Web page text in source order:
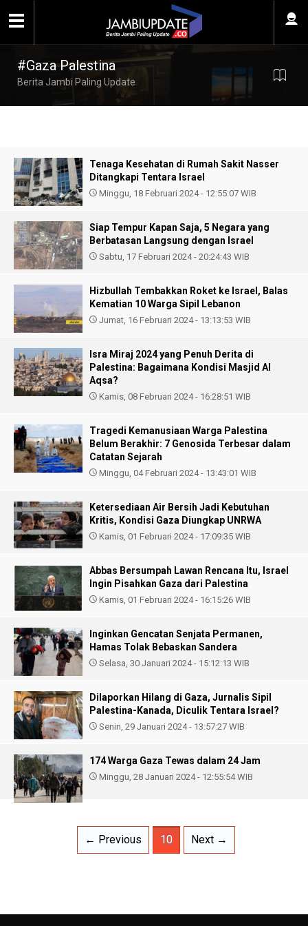
#Gaza Palestina
Berita Jambi Paling Update
Tenaga Kesehatan di Rumah Sakit Nasser
Ditangkapi Tentara Israel
Minggu, 18 Februari 2024 - 12:55:07 WIB
Siap Tempur Kapan Saja, 5 Negara yang
Berbatasan Langsung dengan Israel
Sabtu, 17 Februari 2024 - 20:24:43 WIB
Hizbullah Tembakkan Roket ke Israel, Balas
Kematian 10 Warga Sipil Lebanon
Jumat, 16 Februari 2024 - 13:13:53 WIB
Isra Miraj 2024 yang Penuh Derita di
Palestina: Bagaimana Kondisi Masjid Al
Aqsa?
Kamis, 08 Februari 2024 - 16:28:51 WIB
Tragedi Kemanusiaan Warga Palestina
Belum Berakhir: 7 Genosida Terbesar dalam
Catatan Sejarah
Minggu, 04 Februari 2024 - 13:43:01 WIB
Ketersediaan Air Bersih Jadi Kebutuhan
Kritis, Kondisi Gaza Diungkap UNRWA
Kamis, 01 Februari 2024 - 17:09:35 WIB
Abbas Bersumpah Lawan Rencana Itu, Israel
Ingin Pisahkan Gaza dari Palestina
Kamis, 01 Februari 2024 - 16:15:26 WIB
Inginkan Gencatan Senjata Permanen,
Hamas Tolak Bebaskan Sandera
Selasa, 30 Januari 2024 - 15:12:13 WIB
Dilaporkan Hilang di Gaza, Jurnalis Sipil
Palestina-Kanada, Diculik Tentara Israel?
Senin, 29 Januari 2024 - 13:57:27 WIB
174 Warga Gaza Tewas dalam 24 Jam
Minggu, 28 Januari 2024 - 12:55:54 WIB
← Previous 10 Next →